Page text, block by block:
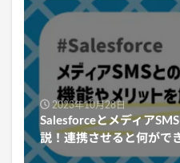
2023年10月28日
Salesforceとメディア
説！連携させると何がで